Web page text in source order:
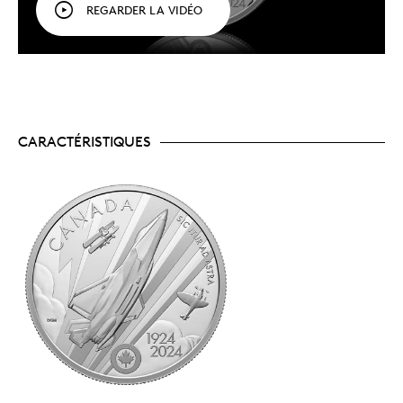
chaque appareil.
Une gravure alliant modernité et tradition.
revers de la pièce, la gravure traditionnelle donne
l’honneur du centenaire de l’ARC.
commémoratives soulignant le centenaire de
l’ARC sont les seulespièces sur le thème de
l’aviation émises cette année. L’histoire qu’elles
racontent captivera à coup sûr les collectionneurs
de tous âges, et leurs superbes motifs
permettront de partager sa passion avec des
numismates en herbe.
Un tirage limité.Le tirage mondial est limité à
seulement 12 000 exemplaires.
Une pièce de collection abordable.
cours du mois marquant le 100ᵉ anniversaire de
l’ARC (le 1ᵉʳ avril 2024), cette pièce de collection
REGARDER LA VIDÉO
CARACTÉRISTIQUES